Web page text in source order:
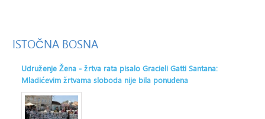
ISTOČNA BOSNA
Udruženje Žena - žrtva rata pisalo Gracieli Gatti Santana:
Mladićevim žrtvama sloboda nije bila ponuđena